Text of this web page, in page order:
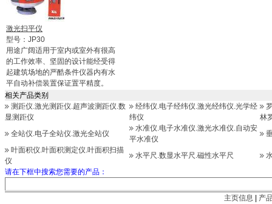
激光扫平仪
型号：JP30
用途广阔适用于室内或室外有很高
的工作效率、坚固的设计能经受得
起建筑场地的严酷条件仪器内有水
平自动补偿装置保证置平精度。
相关产品类别
测距仪.激光测距仪.超声波测距仪.数
显测距仪
经纬仪.电子经纬仪.激光经纬仪.光学经
纬仪
林
全站仪.电子全站仪.激光全站仪
水准仪.电子水准仪.激光水准仪.自动安
平水准仪
叶面积仪.叶面积测定仪.叶面积扫描
仪
水平尺.数显水平尺.磁性水平尺
请在下框中搜索您需要的产品：
主页信息 产